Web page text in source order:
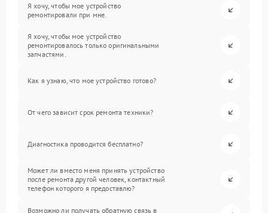
Я хочу, чтобы мое устройство
ремонтировали при мне.
Я хочу, чтобы мое устройство
ремонтировалось только оригинальными
запчастями.
Как я узнаю, что мое устройство готово?
От чего зависит срок ремонта техники?
Диагностика проводится бесплатно?
Может ли вместо меня принять устройство
после ремонта другой человек, контактный
телефон которого я предоставлю?
Возможно ли получать обратную связь в